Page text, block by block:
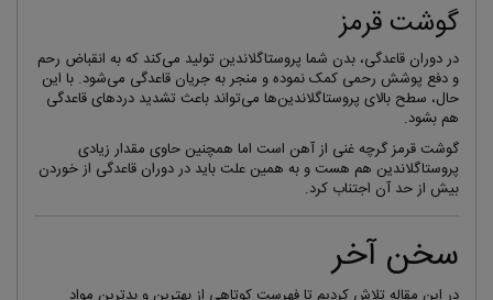
گوشت قرمز
در دوران قاعدگی، بدن شما پروستاگلاندین تولید می‌کند که به انقباض رحم
و دفع پوشش رحمی کمک نموده و منجر به جریان قاعدگی می‌شود. با این
حال، سطح بالای پروستاگلاندین‌ها می‌تواند باعث تشدید دردهای قاعدگی
هم بشود.
گوشت قرمز گرچه غنی از آهن است اما همچنین حاوی مقدار زیادی
پروستاگلاندین هم هست و به همین علت باید در دوران قاعدگی از خوردن
بیش از حد آن اجتناب کرد.
سخن آخر